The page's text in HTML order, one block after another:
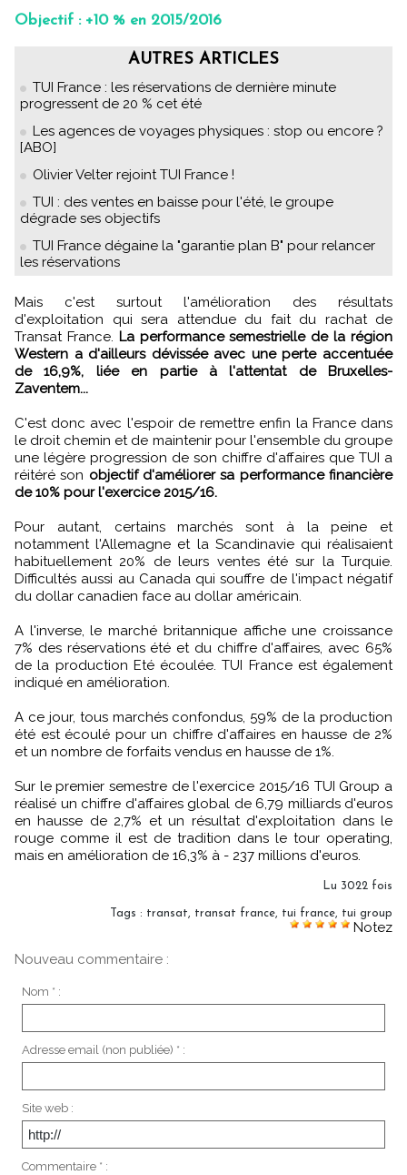
Objectif : +10 % en 2015/2016
AUTRES ARTICLES
TUI France : les réservations de dernière minute
progressent de 20 % cet été
Les agences de voyages physiques : stop ou encore ?
[ABO]
Olivier Velter rejoint TUI France !
TUI : des ventes en baisse pour l'été, le groupe
dégrade ses objectifs
TUI France dégaine la "garantie plan B" pour relancer
les réservations
Mais c'est surtout l'amélioration des résultats
d'exploitation qui sera attendue du fait du rachat de
Transat France. La performance semestrielle de la région
Western a d'ailleurs dévissée avec une perte accentuée
de 16,9%, liée en partie à l'attentat de Bruxelles-
Zaventem...
C'est donc avec l'espoir de remettre enfin la France dans
le droit chemin et de maintenir pour l'ensemble du groupe
une légère progression de son chiffre d'affaires que TUI a
réitéré son objectif d'améliorer sa performance financière
de 10% pour l'exercice 2015/16.
Pour autant, certains marchés sont à la peine et
notamment l'Allemagne et la Scandinavie qui réalisaient
habituellement 20% de leurs ventes été sur la Turquie.
Difficultés aussi au Canada qui souffre de l'impact négatif
du dollar canadien face au dollar américain.
A l'inverse, le marché britannique affiche une croissance
7% des réservations été et du chiffre d'affaires, avec 65%
de la production Eté écoulée. TUI France est également
indiqué en amélioration.
A ce jour, tous marchés confondus, 59% de la production
été est écoulé pour un chiffre d'affaires en hausse de 2%
et un nombre de forfaits vendus en hausse de 1%.
Sur le premier semestre de l'exercice 2015/16 TUI Group a
réalisé un chiffre d'affaires global de 6,79 milliards d'euros
en hausse de 2,7% et un résultat d'exploitation dans le
rouge comme il est de tradition dans le tour operating,
mais en amélioration de 16,3% à - 237 millions d'euros.
Lu 3022 fois
Tags : transat, transat france, tui france, tui group
Notez
Nouveau commentaire :
Nom * :
Adresse email (non publiée) * :
Site web :
Commentaire * :